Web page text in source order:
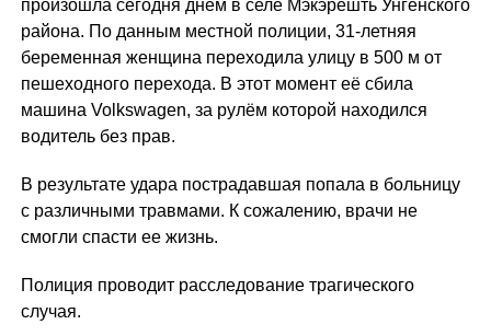
произошла сегодня днём в селе Мэкэрешть Унгенского
района. По данным местной полиции, 31-летняя
беременная женщина переходила улицу в 500 м от
пешеходного перехода. В этот момент её сбила
машина Volkswagen, за рулём которой находился
водитель без прав.
В результате удара пострадавшая попала в больницу
с различными травмами. К сожалению, врачи не
смогли спасти ее жизнь.
Полиция проводит расследование трагического
случая.